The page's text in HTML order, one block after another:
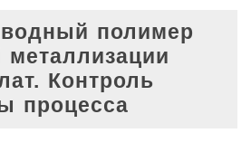
полимер
Контроль
процесса